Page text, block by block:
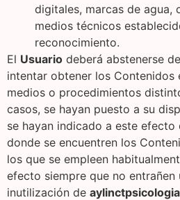
digitales, marcas de agua,
medios técnicos
reconocimiento.
El Usuario deberá abstenerse
intentar obtener los Contenidos
medios o procedimientos
casos, se hayan puesto a su
se hayan indicado a este efecto
donde se encuentren los
los que se empleen
efecto siempre que no entrañen
inutilización de